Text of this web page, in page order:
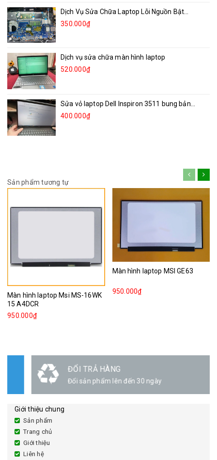
Dịch Vụ Sửa Chữa Laptop Lỗi Nguồn Bật...
350.000₫
Dịch vụ sửa chữa màn hình laptop
520.000₫
Sửa vỏ laptop Dell Inspiron 3511 bung bản...
400.000₫
Sản phẩm tương tự
Màn hình laptop Msi MS-16WK
15 A4DCR
950.000₫
Màn hình laptop MSI GE63
950.000₫
ĐỔI TRẢ HÀNG
Đổi sản phẩm lên đến 30 ngày
Giới thiệu chung
Sản phẩm
Trang chủ
Giới thiệu
Liên hệ